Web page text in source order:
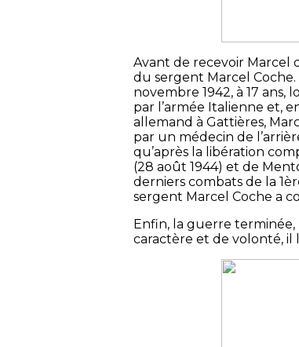
Avant de recevoir Marcel
du sergent Marcel Coche.
novembre 1942, à 17
par l’armée Italienne et,
allemand à Gattières,
par un médecin de
qu’après la libération
(28 août 1944) et de
derniers combats de la
sergent Marcel Coche a
Enfin, la guerre
caractère et de volonté, il